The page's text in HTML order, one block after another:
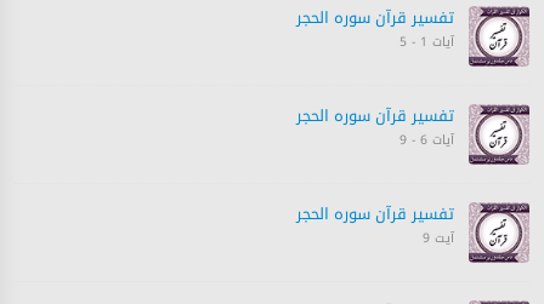
تفسیر قرآن سورہ ‎الحجر
آیات 1 - 5
تفسیر قرآن سورہ ‎الحجر
آیات 6 - 9
تفسیر قرآن سورہ ‎الحجر
آیت 9